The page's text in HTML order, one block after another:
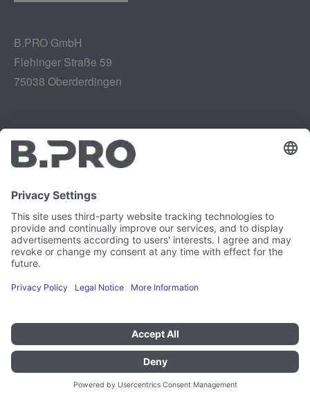
B.PRO GmbH
Flehinger Straße 59
75038 Oberderdingen
Aviso legal
Protección de datos
Referencias legales
Informe de vulnerabilidad
Empleo
Prensa
Boletín de noticias
YouTube